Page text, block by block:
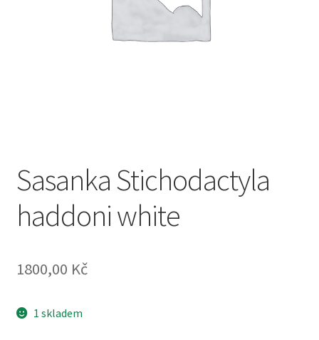
Sasanka Stichodactyla
haddoni white
1800,00 Kč
1 skladem